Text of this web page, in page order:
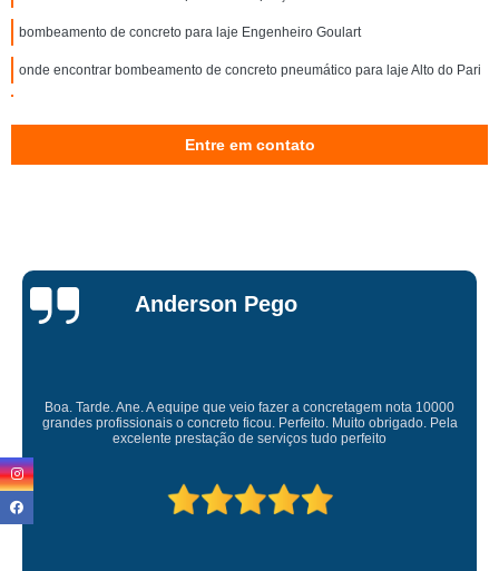
bombeamento de concreto para laje Engenheiro Goulart
onde encontrar bombeamento de concreto pneumático para laje Alto do Pari
Lucas
onde encontrar bombeamento de concreto para laje industrial Perus
onde encontrar bombeamento de concreto pneumático para laje Vila Maria
bombeamento de concreto para laje residencial preço Jaguaré
onde encontro bombeamento de concreto usinado para laje Ponte Rasa
bombeamento concreto Biritiba Mirim
bombeamento de concreto para laje residencial valor Vila Medeiros
Entre em contato
Miriam Ruti
Gostaria de expressar minha sincera gratidão pelo excelente serviço
prestado. É gratificante contar com uma empresa comprometida e
competente. Obrigado